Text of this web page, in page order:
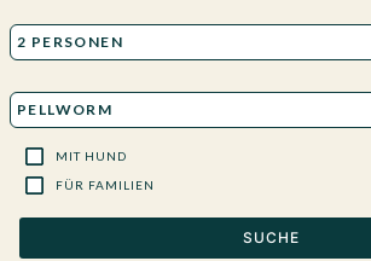
MIT HUND
FÜR FAMILIEN
SUCHE